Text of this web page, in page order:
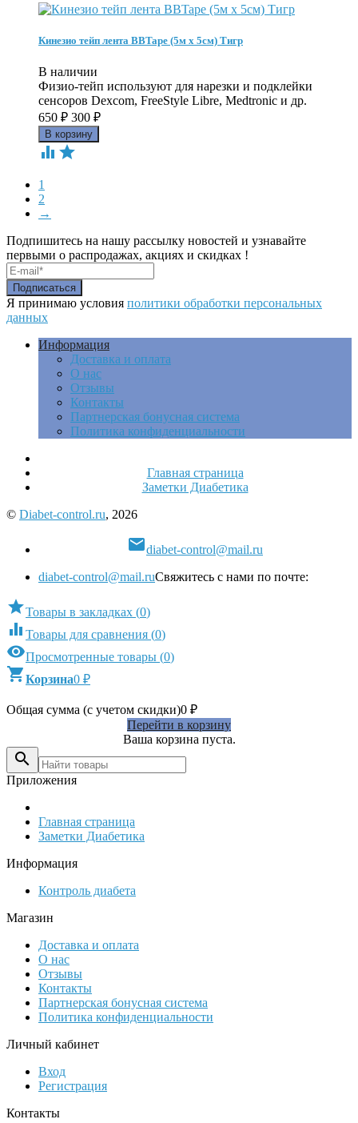
Кинезио тейп лента BBTape (5м х 5см) Тигр
В наличии
Физио-тейп используют для нарезки и подклейки
сенсоров Dexcom, FreeStyle Libre, Medtronic и др.
650 ₽ 300 ₽
 
1
2
→
Подпишитесь на нашу рассылку новостей и узнавайте
первыми о распродажах, акциях и скидках !
Я принимаю условия политики обработки персональных
данных
Информация
Доставка и оплата
О нас
Отзывы
Контакты
Партнерская бонусная система
Политика конфиденциальности
Главная страница
Заметки Диабетика
© Diabet-control.ru, 2026
diabet-control@mail.ru
diabet-control@mail.ruСвяжитесь с нами по почте:
Товары в закладках (0)
 Товары для сравнения (0)
Просмотренные товары (0)
Корзина0 ₽
Общая сумма (с учетом скидки)0 ₽
Перейти в корзину
Ваша корзина пуста.

Приложения
Главная страница
Заметки Диабетика
Информация
Контроль диабета
Магазин
Доставка и оплата
О нас
Отзывы
Контакты
Партнерская бонусная система
Политика конфиденциальности
Личный кабинет
Вход
Регистрация
Контакты